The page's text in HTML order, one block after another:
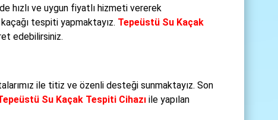
hızlı ve uygun fiyatlı hizmeti vererek
tespiti yapmaktayız. Tepeüstü Su Kaçak
edebilirsiniz.
ile titiz ve özenli desteği sunmaktayız. Son
Su Kaçak Tespiti Cihazıile yapılan